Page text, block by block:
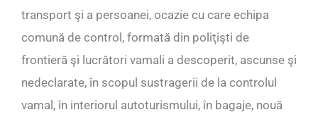
transport şi a persoanei, ocazie cu care echipa
comună de control, formată din poliţişti de
frontieră şi lucrători vamali a descoperit, ascunse şi
nedeclarate, în scopul sustragerii de la controlul
vamal, în interiorul autoturismului, în bagaje, nouă